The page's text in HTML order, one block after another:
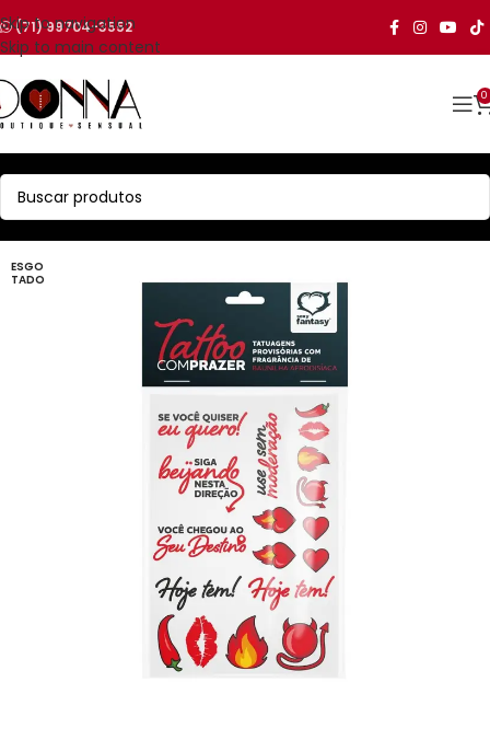
Skip to navigation
Skip to main content
(71) 99704-3552
0
ESGO
TADO